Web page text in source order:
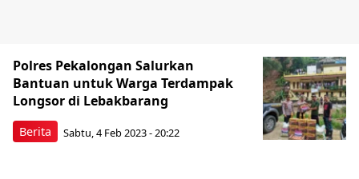
Berita
Polres Pekalongan Salurkan
Bantuan untuk Warga Terdampak
Longsor di Lebakbarang
Sabtu, 4 Feb 2023 - 20:22